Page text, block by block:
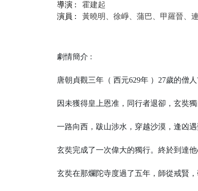
導演 : 霍建起
演員 : 黃曉明、徐崢、蒲巴 、甲羅晉、
劇情簡介 :
唐朝貞觀三年（ 西元629年 ）27歲的僧
因未獲得皇上恩准，同行者退卻，玄奘獨
一路向西，跋山涉水，穿越沙漠，逢凶遇
玄奘完成了一次偉大的獨行。終於到達他
玄奘在那爛陀寺度過了五年，師從戒賢